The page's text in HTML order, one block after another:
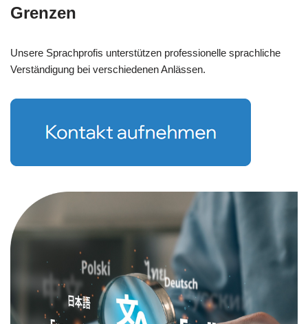
Grenzen
Unsere Sprachprofis unterstützen professionelle sprachliche
Verständigung bei verschiedenen Anlässen.